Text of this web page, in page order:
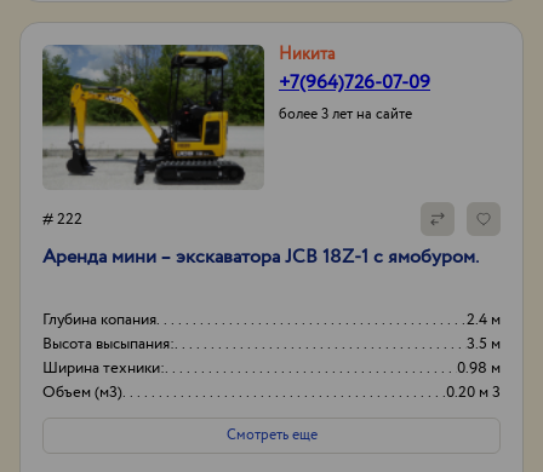
Никита
+7(964)726-07-09
более 3 лет на сайте
# 222
Аренда мини – экскаватора JCB 18Z-1 с ямобуром.
Глубина копания
2.4 м
Высота высыпания:
3.5 м
Ширина техники:
0.98 м
Объем (м3)
0.20 м 3
Смотреть еще